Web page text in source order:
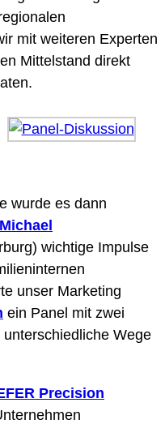
mit weiteren Experten
Mittelstand direkt
wurde es dann
wichtige Impulse
unser Marketing
ein Panel mit zwei
Wege
Precision